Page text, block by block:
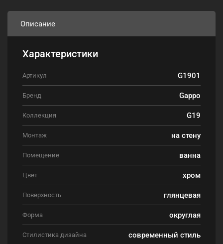
Описание
Характеристики
Артикул G1901
Бренд Gappo
Коллекция G19
Монтаж на стену
Помещение ванна
Цвет хром
Поверхность глянцевая
Форма округлая
Стилистика дизайна современный стиль